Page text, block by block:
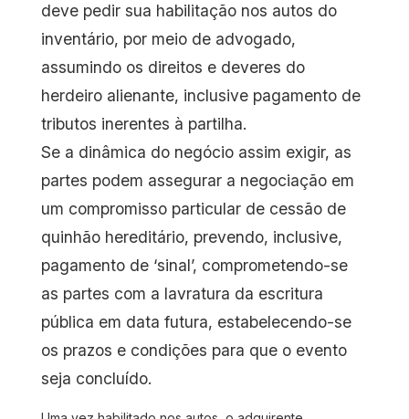
deve pedir sua habilitação nos autos do
inventário, por meio de advogado,
assumindo os direitos e deveres do
herdeiro alienante, inclusive pagamento de
tributos inerentes à partilha.
Se a dinâmica do negócio assim exigir, as
partes podem assegurar a negociação em
um compromisso particular de cessão de
quinhão hereditário, prevendo, inclusive,
pagamento de ‘sinal’, comprometendo-se
as partes com a lavratura da escritura
pública em data futura, estabelecendo-se
os prazos e condições para que o evento
seja concluído.